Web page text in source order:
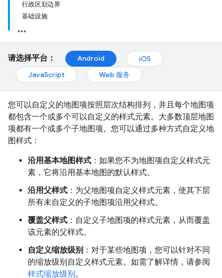
行政区划边界
基础设施
请选择平台： Android
iOS
JavaScript
Web 服务
您可以自定义的地图项按照层次结构排列，并且每个地图项
都包含一个或多个可以自定义的样式元素。大多数顶层地图
项都有一个或多个子地图项。您可以通过多种方式自定义地
图样式：
沿用基本地图样式 ：如果您不为地图项自定义样式元
素，它将沿用基本地图的默认样式。
沿用父样式 ：为父地图项自定义样式元素，使其下层
所有未自定义的子地图项沿用父样式。
覆盖父样式 ：自定义子地图项的样式元素，从而覆盖
该元素的父样式。
自定义缩放级别 ：对于某些地图项，您可以针对不同
的缩放级别自定义样式元素。如需了解详情，请参阅
样式缩放级别。